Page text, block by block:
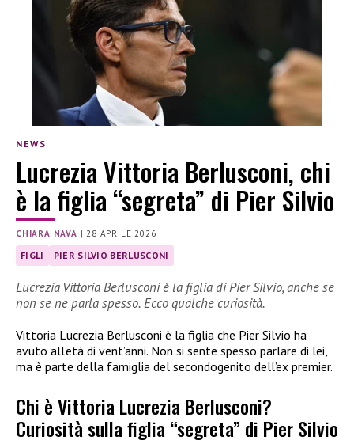
NEWS
Lucrezia Vittoria Berlusconi, chi
è la figlia “segreta” di Pier Silvio
CHIARA NAVA |28 APRILE 2026
FIGLI PIER SILVIO BERLUSCONI
Lucrezia Vittoria Berlusconi è la figlia di Pier Silvio, anche se
non se ne parla spesso. Ecco qualche curiosità.
Vittoria Lucrezia Berlusconi è la figlia che Pier Silvio ha
avuto all’età di vent’anni. Non si sente spesso parlare di lei,
ma è parte della famiglia del secondogenito dell’ex premier.
Chi è Vittoria Lucrezia Berlusconi?
Curiosità sulla figlia “segreta” di Pier Silvio